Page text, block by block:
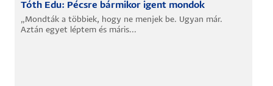
Tóth Edu: Pécsre bármikor igent mondok
„Mondták a többiek, hogy ne menjek be. Ugyan már.
Aztán egyet léptem és máris...